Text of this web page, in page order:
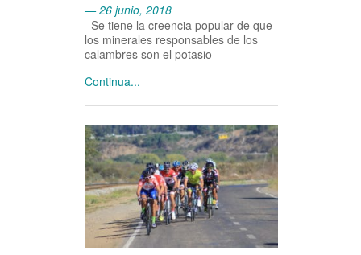
— 26 junio, 2018
Se tiene la creencia popular de que
los minerales responsables de los
calambres son el potasio
Continua...